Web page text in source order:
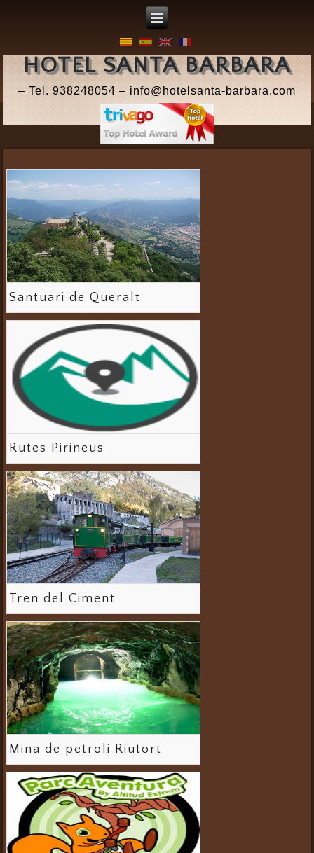
HOTEL SANTA BARBARA
– Tel. 938248054 – info@hotelsanta-barbara.com
Santuari de Queralt
Rutes Pirineus
Tren del Ciment
Mina de petroli Riutort